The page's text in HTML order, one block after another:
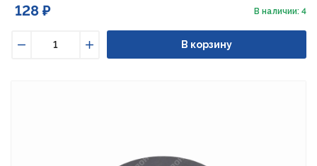
128 ₽ В наличии: 4
Увеличить
В корзину